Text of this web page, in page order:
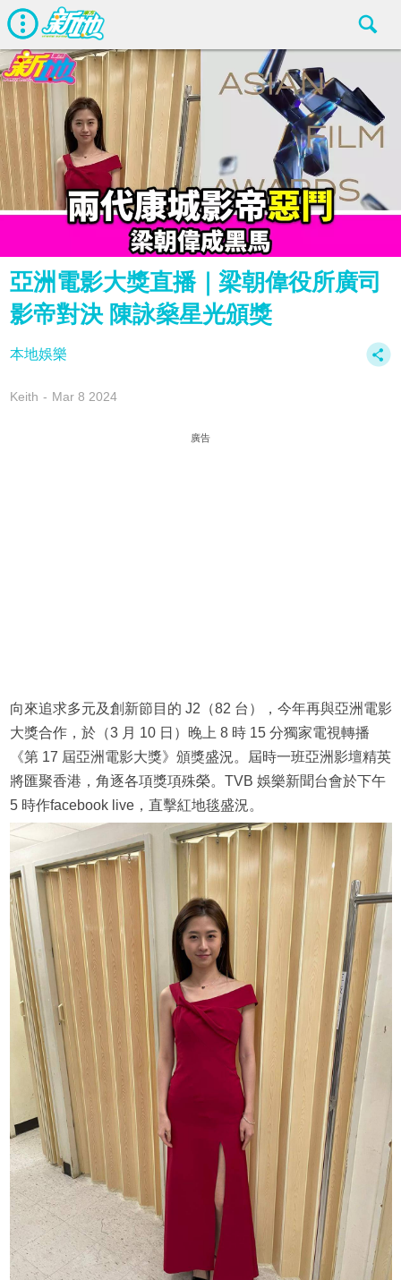
亞洲電影大獎直播｜梁朝偉役所廣司
影帝對決 陳詠燊星光頒獎
本地娛樂
Keith Mar 8 2024
廣告
向來追求多元及創新節目的 J2（82 台），今年再與亞洲電影
大獎合作，於（3 月 10 日）晚上 8 時 15 分獨家電視轉播
《第 17 屆亞洲電影大獎》頒獎盛況。屆時一班亞洲影壇精英
將匯聚香港，角逐各項獎項殊榮。TVB 娛樂新聞台會於下午
5 時作facebook live，直擊紅地毯盛況。